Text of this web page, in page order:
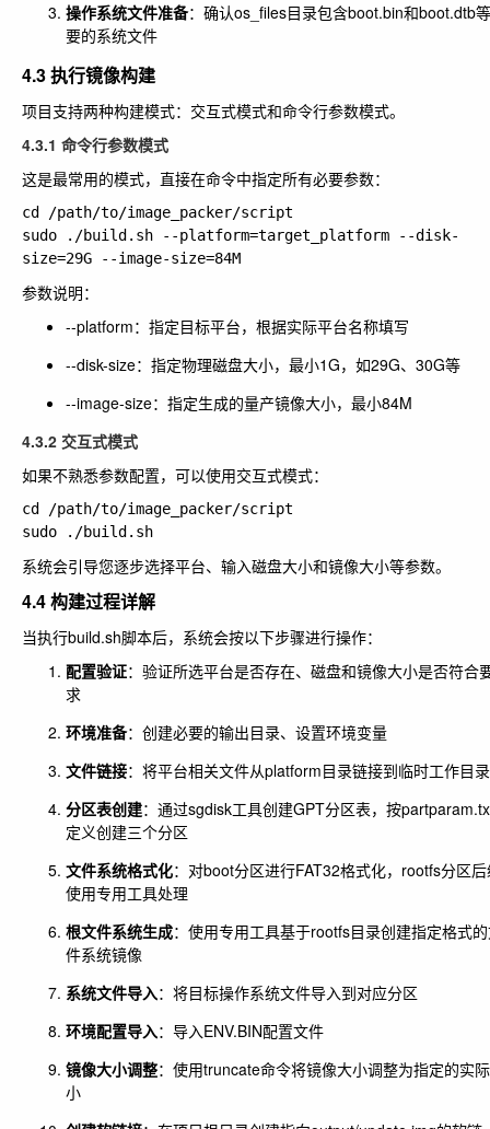
操作系统文件准备：确认os_files目录包含boot.bin和boot.dtb
要的系统文件
4.3 执行镜像构建
项目支持两种构建模式：交互式模式和命令行参数模式。
4.3.1 命令行参数模式
这是最常用的模式，直接在命令中指定所有必要参数：
cd /path/to/image_packer/script
sudo ./build.sh --platform=target_platform --disk-
参数说明：
--platform：指定目标平台，根据实际平台名称填写
--disk-size：指定物理磁盘大小，最小1G，如29G、30G等
--image-size：指定生成的量产镜像大小，最小84M
4.3.2 交互式模式
如果不熟悉参数配置，可以使用交互式模式：
cd /path/to/image_packer/script
系统会引导您逐步选择平台、输入磁盘大小和镜像大小等参数。
4.4 构建过程详解
当执行build.sh脚本后，系统会按以下步骤进行操作：
配置验证：验证所选平台是否存在、磁盘和镜像大小是否符合
求
环境准备：创建必要的输出目录、设置环境变量
文件链接：将平台相关文件从platform目录链接到临时工作目录
分区表创建：通过sgdisk工具创建GPT分区表，按
定义创建三个分区
文件系统格式化：对boot分区进行FAT32格式化，rootfs分区
使用专用工具处理
根文件系统生成：使用专用工具基于rootfs目录创建指定格式
件系统镜像
系统文件导入：将目标操作系统文件导入到对应分区
环境配置导入：导入ENV.BIN配置文件
镜像大小调整：使用truncate命令将镜像大小调整为指定的实
小